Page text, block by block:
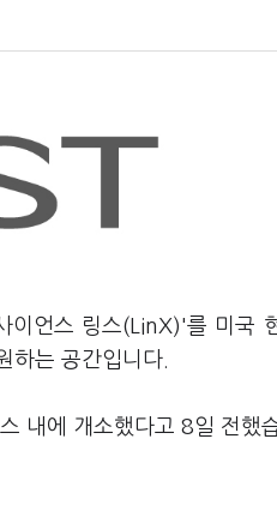
이언스 링스(LinX)'를 미국
하는 공간입니다.
내에 개소했다고 8일 전했